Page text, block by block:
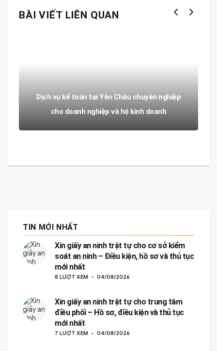
BÀI VIẾT LIÊN QUAN
Dịch vụ kế toán tại Yên Châu chuyên nghiệp
cho doanh nghiệp và hộ kinh doanh
TIN MỚI NHẤT
Xin giấy an ninh trật tự cho cơ sở kiểm
soát an ninh – Điều kiện, hồ sơ và thủ tục
mới nhất
8 LƯỢT XEM 04/08/2026
Xin giấy an ninh trật tự cho trung tâm
điều phối – Hồ sơ, điều kiện và thủ tục
mới nhất
7 LƯỢT XEM 04/08/2026